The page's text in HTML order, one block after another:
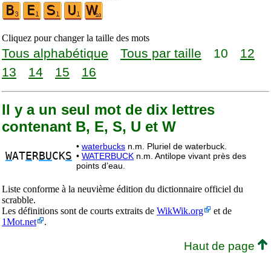
Cliquez pour changer la taille des mots
Tous alphabétique Tous par taille 10
12
13
14 15 16
Il y a un seul mot de dix lettres
contenant B, E, S, U et W
WATE RBUCKS
• waterbucks n.m. Pluriel de waterbuck.
• WATERBUCK n.m. Antilope vivant près des
points d’eau.
Liste conforme à la neuvième édition du dictionnaire officiel du
scrabble.
Les définitions sont de courts extraits de WikWik.org
et de
1Mot.net
.
Haut de page